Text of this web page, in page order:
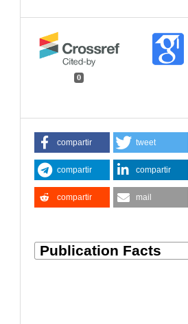
0
compartir tweet
compartir compartir
compartir mail